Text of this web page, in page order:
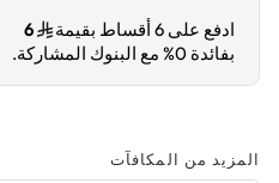
ادفع على 6 أقساط بقيمة
6
بفائدة 0% مع البنوك المشاركة.
المزيد من المكافآت